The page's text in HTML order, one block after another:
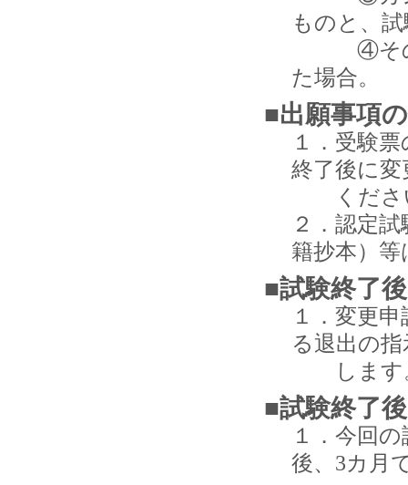
ものと、
④その他
た場合。
■出願事項
１．受験
終了後に
くださ
２．認定
籍抄本）
■試験終了
１．変更
る退出の
します
■試験終了
１．今回
後、3カ月